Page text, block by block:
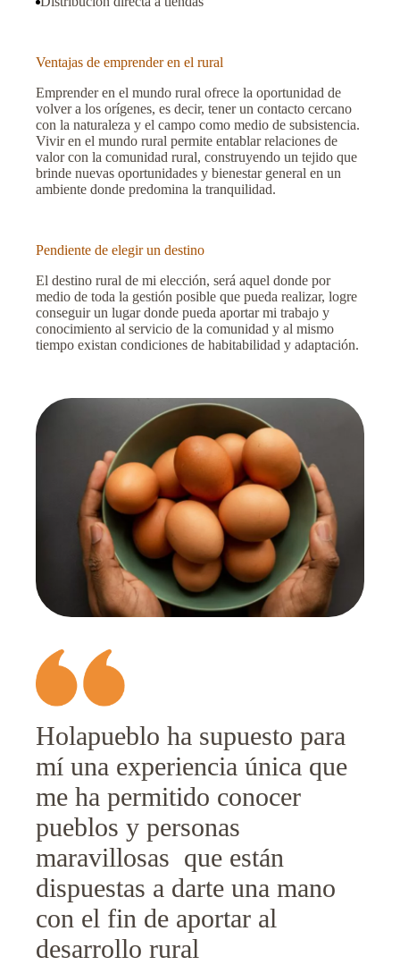
Ventajas de emprender en el rural
Emprender en el mundo rural ofrece la oportunidad de
volver a los orígenes, es decir, tener un contacto cercano
con la naturaleza y el campo como medio de subsistencia.
Vivir en el mundo rural permite entablar relaciones de
valor con la comunidad rural, construyendo un tejido que
brinde nuevas oportunidades y bienestar general en un
ambiente donde predomina la tranquilidad.
Pendiente de elegir un destino
El destino rural de mi elección, será aquel donde por
medio de toda la gestión posible que pueda realizar, logre
conseguir un lugar donde pueda aportar mi trabajo y
conocimiento al servicio de la comunidad y al mismo
tiempo existan condiciones de habitabilidad y adaptación.
Holapueblo ha supuesto para
mí una experiencia única que
me ha permitido conocer
pueblos y personas
maravillosas que están
dispuestas a darte una mano
con el fin de aportar al
desarrollo rural